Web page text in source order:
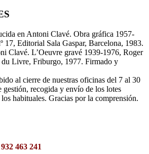
en Antoni Clavé. Obra gráfica 1957-
17, Editorial Sala Gaspar, Barcelona, 1983.
Clavé. L’Oeuvre gravé 1939-1976, Roger
du Livre, Friburgo, 1977. Firmado y
al cierre de nuestras oficinas del 7 al 30
gestión, recogida y envío de los lotes
habituales. Gracias por la comprensión.
932 463 241